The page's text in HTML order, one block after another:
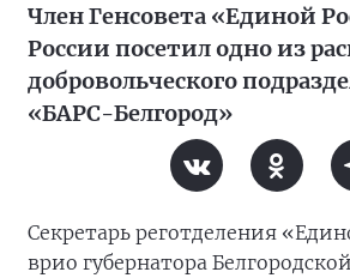
Член Генсовета «Единой
России посетил одно из
добровольческого
«БАРС-Белгород»
Секретарь реготделения
врио губернатора